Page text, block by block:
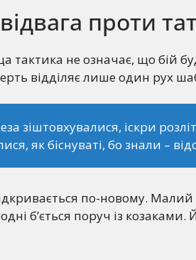
проти
тактика не означає, що бій
відділяє лише один рух
зіштовхувалися, іскри
як біснуваті, бо знали –
по-новому.
б’ється поруч із